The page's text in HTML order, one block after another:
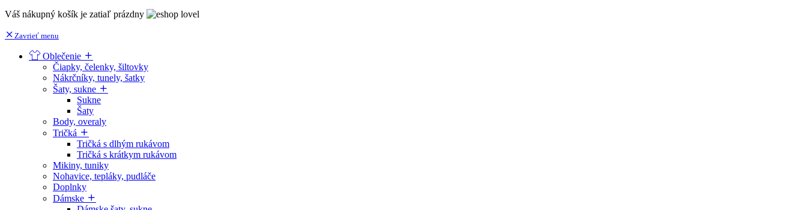
Váš nákupný košík je zatiaľ prázdny
Zavrieť menu
Oblečenie
Čiapky, čelenky, šiltovky
Nákrčníky, tunely, šatky
Šaty, sukne
Sukne
Šaty
Body, overaly
Tričká
Tričká s dlhým rukávom
Tričká s krátkym rukávom
Mikiny, tuniky
Nohavice, tepláky, pudláče
Doplnky
Dámske